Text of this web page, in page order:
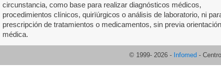
circunstancia, como base para realizar diagnósticos médicos,
procedimientos clínicos, quirïúrgicos o análisis de laboratorio, ni
prescripción de tratamientos o medicamentos, sin previa orientación
médica.
© 1999- 2026 - Infomed -